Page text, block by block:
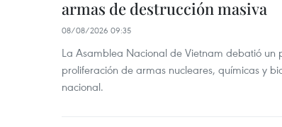
armas de destrucción masiva
08/08/2026 09:35
La Asamblea Nacional de Vietnam debatió un
proliferación de armas nucleares, químicas y
nacional.